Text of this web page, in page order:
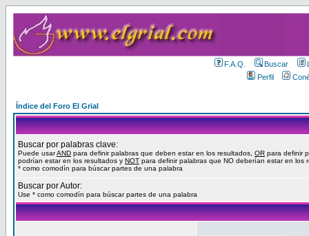
F.A.Q. Buscar
Perfil
Índice del Foro El Grial
Buscar por palabras clave:
Puede usarAND para definir palabras que deben estar en los resultados, OR para definir
podrían estar en los resultados y NOT para definir palabras que NO deberían estar en los
* como comodín para búscar partes de una palabra
Buscar por Autor:
Use * como comodín para búscar partes de una palabra